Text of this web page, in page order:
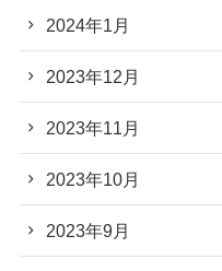
2024年1月
2023年12月
2023年11月
2023年10月
2023年9月